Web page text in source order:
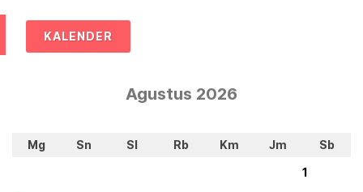
KALENDER
Agustus 2026
Mg Sn Sl Rb Km Jm
Sb
1